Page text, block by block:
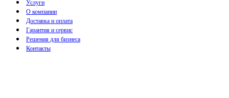
Услуги
О компании
Доставка и оплата
Гарантия и сервис
Решения для бизнеса
Контакты